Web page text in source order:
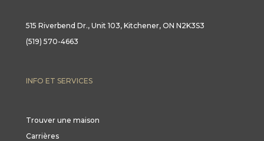
515 Riverbend Dr., Unit 103, Kitchener, ON N2K3S3
(519) 570-4663
INFO ET SERVICES
Trouver une maison
Carrières